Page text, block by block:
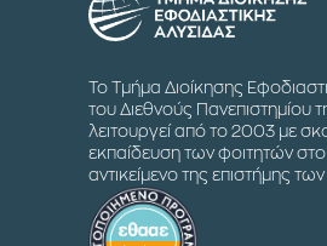
Το Τμήμα Διοίκησης
του Διεθνούς Πανεπιστημίου
λειτουργεί από το 2003 με
εκπαίδευση των φοιτητών
αντικείμενο της επιστήμης